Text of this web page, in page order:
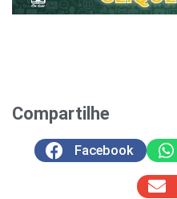
Compartilhe
Facebook